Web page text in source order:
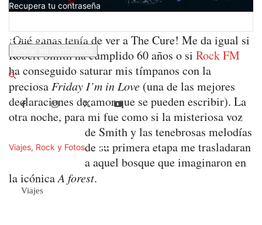
Recupera tu contraseña
tu correo electrónico
Se te ha enviado una contraseña por correo electrónico.
Viajes, Rock y Fotos
Viajes
¡Qué ganas tenía de ver a The Cure! Me da igual si
Robert Smith ha cumplido 60 años o si Rock FM
ha conseguido saturar mis tímpanos con la
preciosa Friday I’m in Love (una de las mejores
declaraciones de amor que se pueden escribir). La
otra noche, para mi fue como si la misteriosa voz
de Smith y las tenebrosas melodías
de su primera etapa me trasladaran
a aquel bosque que imaginaron en
la icónicaA forest.